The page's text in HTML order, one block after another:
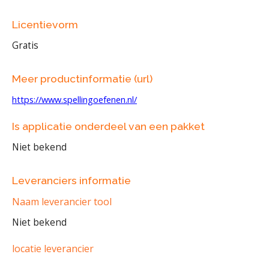
Licentievorm
Gratis
Meer productinformatie (url)
https://www.spellingoefenen.nl/
Is applicatie onderdeel van een pakket
Niet bekend
Leveranciers informatie
Naam leverancier tool
Niet bekend
locatie leverancier